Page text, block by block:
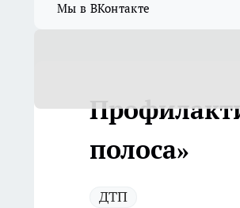
Мы в ВКонтакте
полоса»
ДТП